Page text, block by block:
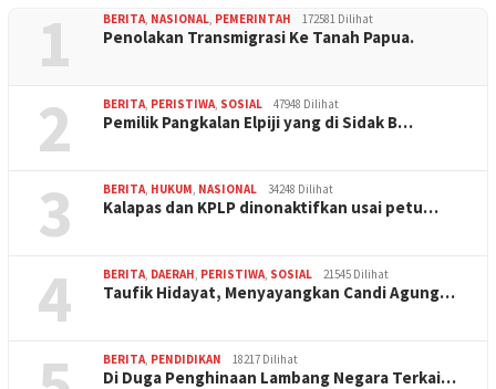
1 BERITA, NASIONAL, PEMERINTAH 172581 Dilihat
Penolakan Transmigrasi Ke Tanah Papua.
2 BERITA, PERISTIWA, SOSIAL 47948 Dilihat
Pemilik Pangkalan Elpiji yang di Sidak B…
3 BERITA, HUKUM, NASIONAL 34248 Dilihat
Kalapas dan KPLP dinonaktifkan usai petu…
4 BERITA, DAERAH, PERISTIWA, SOSIAL 21545 Dilihat
Taufik Hidayat, Menyayangkan Candi Agung…
BERITA, PENDIDIKAN 18217 Dilihat
Di Duga Penghinaan Lambang Negara Terkai…